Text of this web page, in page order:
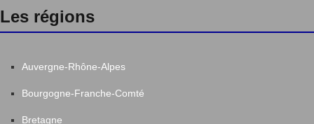
Les régions
Auvergne-Rhône-Alpes
Bourgogne-Franche-Comté
Bretagne